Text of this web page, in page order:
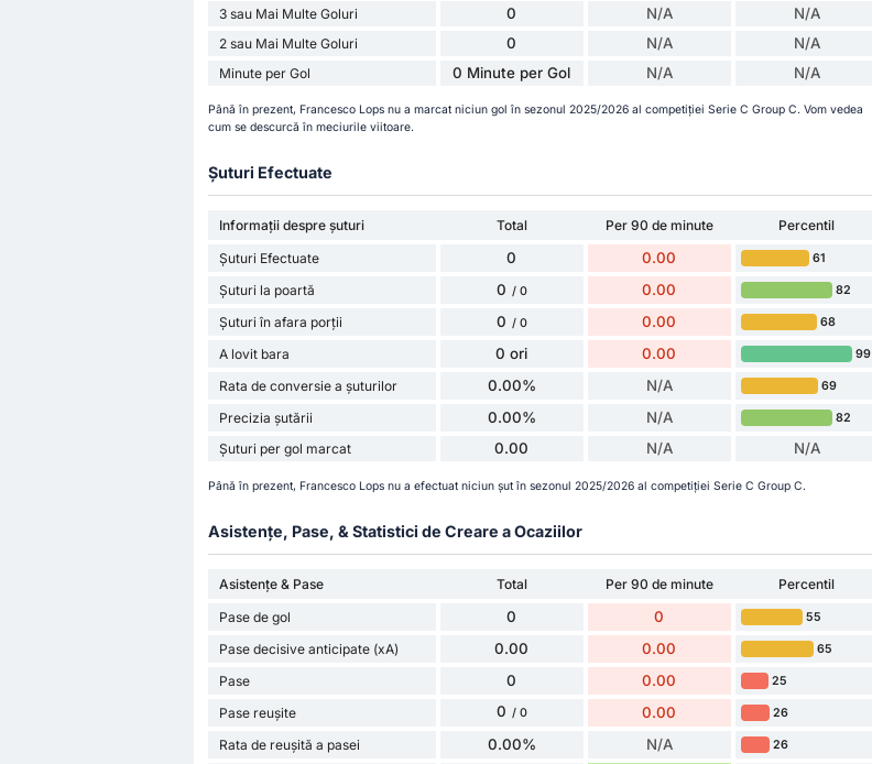
3 sau Mai Multe Goluri 0 N/A N/A
2 sau Mai Multe Goluri 0 N/A N/A
Minute per Gol 0 Minute per Gol N/A N/A
Până în prezent, Francesco Lops nu a marcat niciun gol în sezonul 2025/2026 al competiției Serie C Group C. Vom vedea
cum se descurcă în meciurile viitoare.
Șuturi Efectuate
Informații despre șuturi Total Per 90 de minute
Percentil
Șuturi Efectuate
0 0.00 61
Șuturi la poartă 0 / 0 0.00 82
Șuturi în afara porții 0 / 0 0.00 68
A lovit bara 0 ori 0.00 99
Rata de conversie a șuturilor 0.00% N/A 69
Precizia șutării 0.00% N/A 82
Șuturi per gol marcat 0.00 N/A N/A
Până în prezent, Francesco Lops nu a efectuat niciun șut în sezonul 2025/2026 al competiției Serie C Group C.
Asistențe, Pase, & Statistici de Creare a Ocaziilor
Asistențe & Pase Total Per 90 de minute
Percentil
Pase de gol
0 0 55
Pase decisive anticipate (xA) 0.00 0.00 65
Pase 0 0.00 25
Pase reușite 0 / 0 0.00 26
Rata de reușită a pasei 0.00% N/A 26